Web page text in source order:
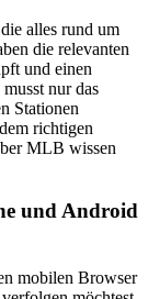
alles rund um
die relevanten
und einen
nur das
Stationen
richtigen
MLB wissen
und Android
mobilen Browser